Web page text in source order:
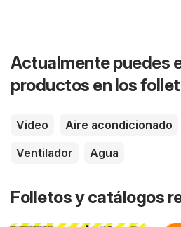
Actualmente puedes
productos en los
Video Aire acondicionado
Ventilador
Agua
Folletos y catálogos